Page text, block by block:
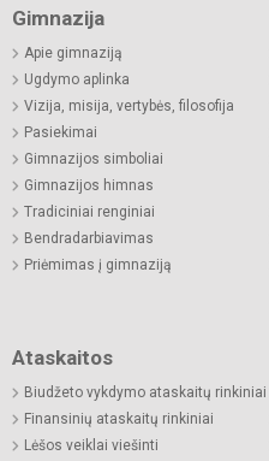
Gimnazija
Apie gimnaziją
Ugdymo aplinka
Vizija, misija, vertybės, filosofija
Pasiekimai
Gimnazijos simboliai
Gimnazijos himnas
Tradiciniai renginiai
Bendradarbiavimas
Priėmimas į gimnaziją
Ataskaitos
Biudžeto vykdymo ataskaitų rinkiniai
Finansinių ataskaitų rinkiniai
Lėšos veiklai viešinti